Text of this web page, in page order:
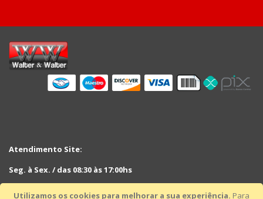
Utilizamos os cookies para melhorar a sua experiência. Para
Atendimento Site:
Seg. à Sex. / das 08:30 às 17:00hs
Sáb. das 08:30hs às 12:30hs